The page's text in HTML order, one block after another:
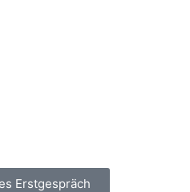
Erstgespräch